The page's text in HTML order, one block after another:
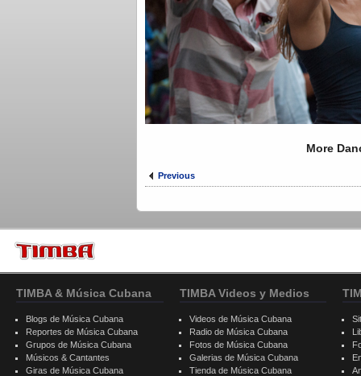
More
Previous
TIMBA & Música Cubana
Blogs de Música Cubana
Reportes de Música Cubana
Grupos de Música Cubana
Músicos & Cantantes
Giras de Música Cubana
TIMBA Videos y Medios
Videos de Música Cubana
Radio de Música Cubana
Fotos de Música Cubana
Galerias de Música Cubana
Tienda de Música Cubana